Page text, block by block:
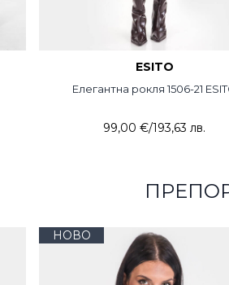
ESITO
Елегантна рокля 1506-21
99,00 €/193,63 лв.
НОВО